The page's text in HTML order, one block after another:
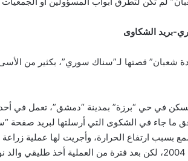
بريد الشكاوى
شعبان” قصتها لـ”سناك سوري”، بكثير من
بسبب ارتفاع الحرارة، وأجريت لها عملية
خيرية عام 2004، لكن بعد فترة من العملية أخذ